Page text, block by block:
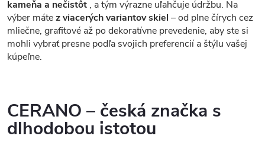
kameňa a nečistôt , a tým výrazne uľahčuje údržbu. Na
výber mátez viacerých variantov skiel – od plne čírych cez
mliečne, grafitové až po dekoratívne prevedenie, aby ste si
mohli vybrať presne podľa svojich preferencií a štýlu vašej
kúpeľne.
CERANO – česká značka s
dlhodobou istotou